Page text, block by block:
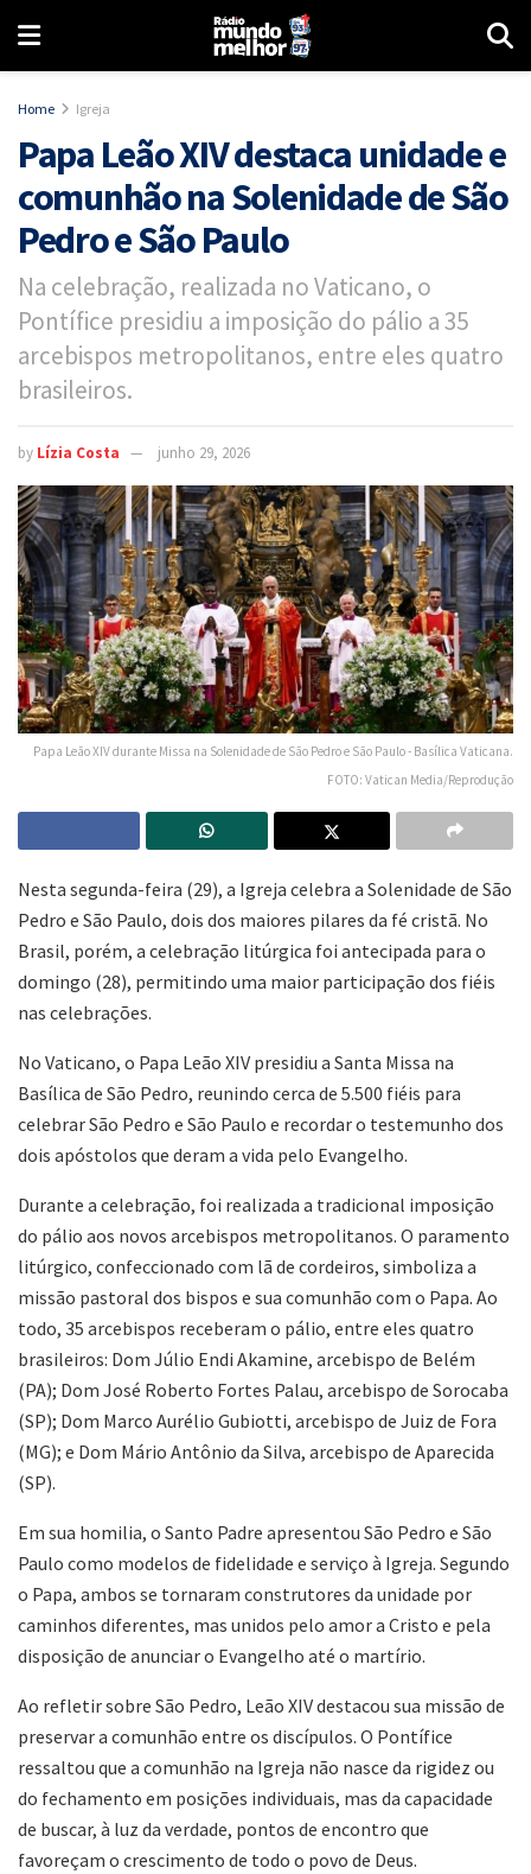
Home Igreja
Papa Leão XIV destaca unidade e
comunhão na Solenidade de São
Pedro e São Paulo
Na celebração, realizada no Vaticano, o
Pontífice presidiu a imposição do pálio a 35
arcebispos metropolitanos, entre eles quatro
brasileiros.
by Lízia Costa junho 29, 2026
Papa Leão XIV durante Missa na Solenidade de São Pedro e São Paulo - Basílica Vaticana.
FOTO: Vatican Media/Reprodução
Nesta segunda-feira (29), a Igreja celebra a Solenidade de São
Pedro e São Paulo, dois dos maiores pilares da fé cristã. No
Brasil, porém, a celebração litúrgica foi antecipada para o
domingo (28), permitindo uma maior participação dos fiéis
nas celebrações.
No Vaticano, o Papa Leão XIV presidiu a Santa Missa na
Basílica de São Pedro, reunindo cerca de 5.500 fiéis para
celebrar São Pedro e São Paulo e recordar o testemunho dos
dois apóstolos que deram a vida pelo Evangelho.
Durante a celebração, foi realizada a tradicional imposição
do pálio aos novos arcebispos metropolitanos. O paramento
litúrgico, confeccionado com lã de cordeiros, simboliza a
missão pastoral dos bispos e sua comunhão com o Papa. Ao
todo, 35 arcebispos receberam o pálio, entre eles quatro
brasileiros: Dom Júlio Endi Akamine, arcebispo de Belém
(PA); Dom José Roberto Fortes Palau, arcebispo de Sorocaba
(SP); Dom Marco Aurélio Gubiotti, arcebispo de Juiz de Fora
(MG); e Dom Mário Antônio da Silva, arcebispo de Aparecida
(SP).
Em sua homilia, o Santo Padre apresentou São Pedro e São
Paulo como modelos de fidelidade e serviço à Igreja. Segundo
o Papa, ambos se tornaram construtores da unidade por
caminhos diferentes, mas unidos pelo amor a Cristo e pela
disposição de anunciar o Evangelho até o martírio.
Ao refletir sobre São Pedro, Leão XIV destacou sua missão de
preservar a comunhão entre os discípulos. O Pontífice
ressaltou que a comunhão na Igreja não nasce da rigidez ou
do fechamento em posições individuais, mas da capacidade
de buscar, à luz da verdade, pontos de encontro que
favoreçam o crescimento de todo o povo de Deus.